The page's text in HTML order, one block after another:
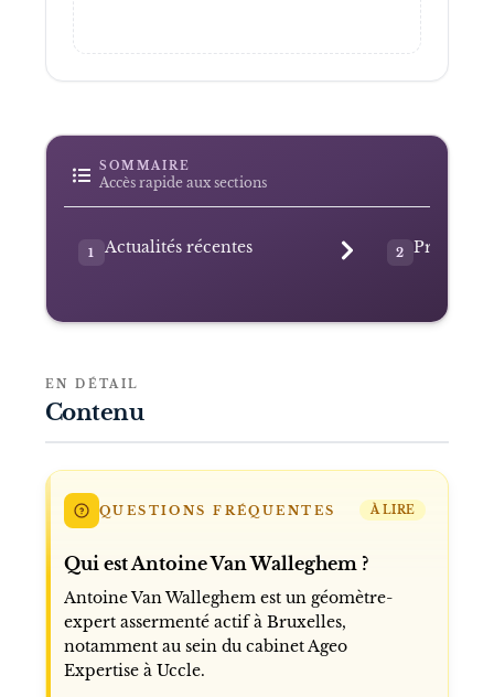
SOMMAIRE
Accès rapide aux sections
1 Actualités récentes 2
EN DÉTAIL
Contenu
QUESTIONS FRÉQUENTES À LIRE
Qui est Antoine Van Walleghem ?
Antoine Van Walleghem est un géomètre-
expert assermenté actif à Bruxelles,
notamment au sein du cabinet Ageo
Expertise à Uccle.